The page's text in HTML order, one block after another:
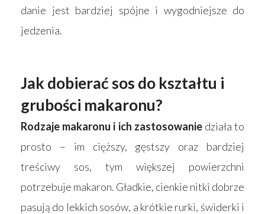
danie jest bardziej spójne i wygodniejsze do
jedzenia.
Jak dobierać sos do kształtu i
grubości makaronu?
Rodzaje makaronu i ich zastosowaniedziała to
prosto – im cięższy, gęstszy oraz bardziej
treściwy sos, tym większej powierzchni
potrzebuje makaron. Gładkie, cienkie nitki dobrze
pasują do lekkich sosów, a krótkie rurki, świderki i